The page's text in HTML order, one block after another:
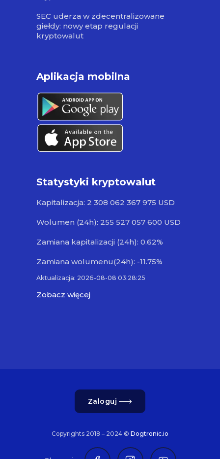
SEC uderza w zdecentralizowane
giełdy: nowy etap regulacji
kryptowalut
Aplikacja mobilna
Statystyki kryptowalut
Kapitalizacja: 2 308 062 367 975 USD
Wolumen (24h): 255 527 057 600 USD
Zamiana kapitalizacji (24h): 0.62%
Zamiana wolumenu(24h): -11.75%
Aktualizacja: 2026-08-08 03:28:25
Zobacz więcej
Zaloguj
Copyrights 2018 – 2024 © Dogtronic.io